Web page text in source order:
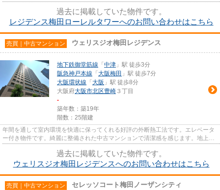
過去に掲載していた物件です。
レジデンス梅田ローレルタワーへのお問い合わせはこちら
売買｜中古マンション ウェリスジオ梅田レジデンス
地下鉄御堂筋線 「 中津 」駅 徒歩3分
阪急神戸本線 「 大阪梅田 」駅 徒歩7分
大阪環状線 「 大阪 」駅 徒歩8分
大阪府大阪市北区豊崎 ３丁目
-
築年数：築19年
階数：25階建
年間を通して室内環境を快適に保ってくれる好評の外断熱工法です。エレベータ
ー付き物件です。綺麗に整備された中古マンションで清潔感を感じます。地上25
過去に掲載していた物件です。
ウェリスジオ梅田レジデンスへのお問い合わせはこちら
売買｜中古マンション セレッソコート梅田ノーザンシティ